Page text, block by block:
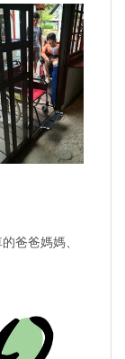
爸爸媽媽、